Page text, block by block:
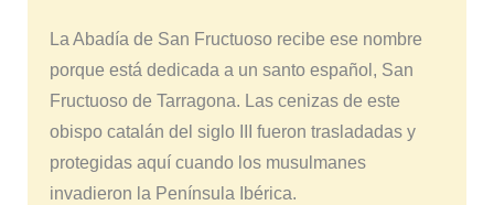
La Abadía de San Fructuoso recibe ese nombre
porque está dedicada a un santo español, San
Fructuoso de Tarragona. Las cenizas de este
obispo catalán del siglo III fueron trasladadas y
protegidas aquí cuando los musulmanes
invadieron la Península Ibérica.